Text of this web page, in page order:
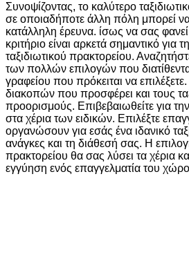
Συνοψίζοντας, το καλύτερο
σε οποιαδήποτε άλλη πόλη μπορεί να
κατάλληλη έρευνα. ίσως να σας
κριτήριο είναι αρκετά σημαντικό για
ταξιδιωτικού πρακτορείου.
των πολλών επιλογών που
γραφείου που πρόκειται να
διακοπών που προσφέρει και τους
προορισμούς. Επιβεβαιωθείτε για την
στα χέρια των ειδικών. Επιλέξτε
οργανώσουν για εσάς ένα ιδανικό
ανάγκες και τη διάθεσή σας. Η
πρακτορείου θα σας λύσει τα χέρια
εγγύηση ενός επαγγελματία του